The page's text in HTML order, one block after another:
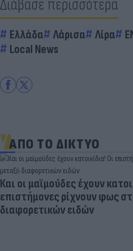
Διάβασε περισσότερα
Ελλάδα Λάρισα Λίρα
Local News
ΑΠΟ ΤΟ ΔΙΚΤΥΟ
Ηλεκτρικά πατίνια: 3,5
κίνδυνος σοβαρής